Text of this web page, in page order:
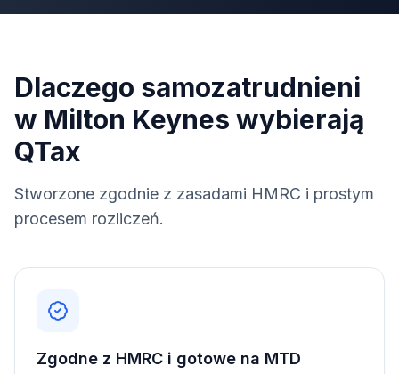
Dlaczego samozatrudnieni
w Milton Keynes wybierają
QTax
Stworzone zgodnie z zasadami HMRC i prostym
procesem rozliczeń.
Zgodne z HMRC i gotowe na MTD